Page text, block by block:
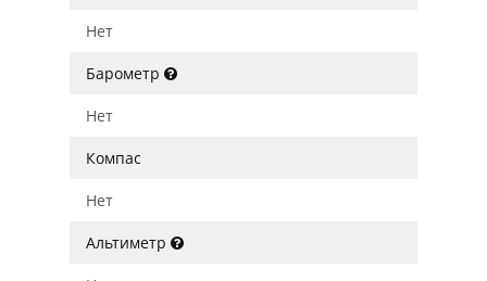
Нет
Барометр
Нет
Компас
Нет
Альтиметр